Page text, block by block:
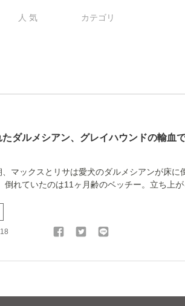
人 気 カテゴリ
たダルメシアン、グレイハウンドの輸血
マックスとリサは愛犬のダルメシアンが床に
倒れていたのは11ヶ月齢のベッチー。立ち上